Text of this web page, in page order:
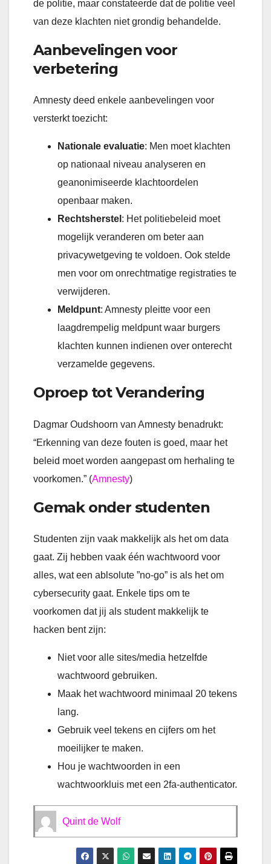
de politie, maar constateerde dat de politie veel
van deze klachten niet grondig behandelde.
Aanbevelingen voor
verbetering
Amnesty deed enkele aanbevelingen voor
versterkt toezicht:
Nationale evaluatie: Men moet klachten
op nationaal niveau analyseren en
geanonimiseerde klachtoordelen
openbaar maken.
Rechtsherstel : Het politiebeleid moet
mogelijk veranderen om beter aan
privacywetgeving te voldoen. Ook stelde
men voor om onrechtmatige registraties te
verwijderen.
Meldpunt: Amnesty pleitte voor een
laagdrempelig meldpunt waar burgers
klachten kunnen indienen over onterecht
verzamelde gegevens.
Oproep tot Verandering
Dagmar Oudshoorn van Amnesty benadrukt:
“Erkenning van deze fouten is goed, maar het
beleid moet worden aangepast om herhaling te
voorkomen.” (Amnesty)
Gemak onder studenten
Studenten zijn vaak makkelijk als het om data
gaat. Zij hebben vaak één wachtwoord voor
alles, wat een ablsolute ”no-go” is als het om
cybersecurity gaat. Enkele tips om te
voorkomen dat jij als student makkelijk te
hacken bent zijn:
Niet voor alle sites/media hetzelfde
wachtwoord gebruiken.
Maak het wachtwoord minimaal 20 tekens
lang.
Gebruik veel tekens en cijfers om het
moeilijker te maken.
Hou je wachtwoorden in een
wachtwoorkluis met een 2fa-authenticator.
Quint de Wolf